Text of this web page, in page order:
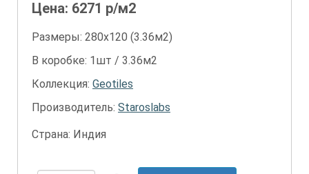
Цена: 6271 р/м2
Размеры: 280х120 (3.36м2)
В коробке: 1шт / 3.36м2
Коллекция: Geotiles
Производитель: Staroslabs
Страна: Индия